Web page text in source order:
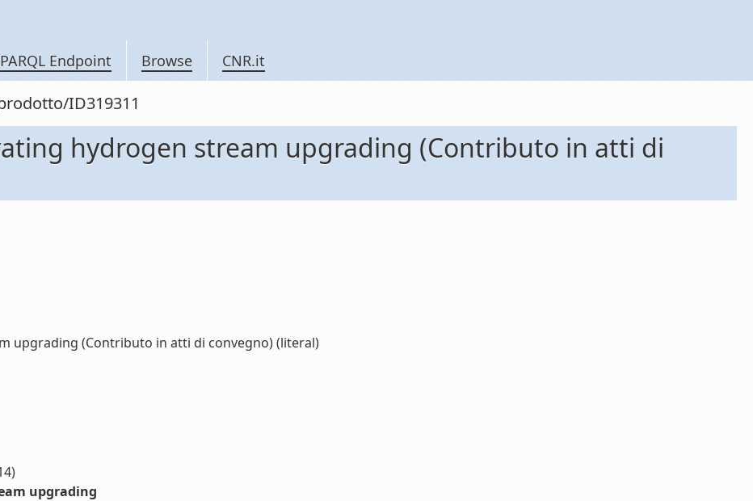
Endpoint Browse CNR.it
ID319311
hydrogen stream upgrading (Contributo in atti di
upgrading (Contributo in atti di convegno) (literal)
upgrading